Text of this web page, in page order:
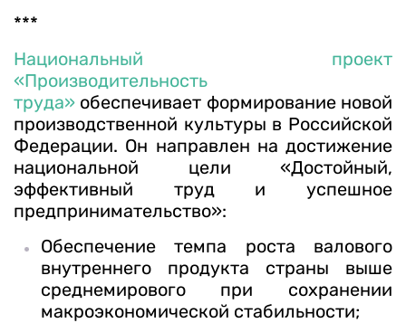
***
Национальный проект
«Производительность
труда»обеспечивает формирование новой
производственной культуры в Российской
Федерации. Он направлен на достижение
национальной цели «Достойный,
эффективный труд и успешное
предпринимательство»:
Обеспечение темпа роста валового
внутреннего продукта страны выше
среднемирового при сохранении
макроэкономической стабильности;